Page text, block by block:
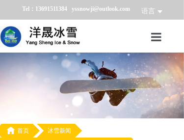
Tel：13691511384 yssnowji@outlook.com 语言
首页
冰雪产品
冰雪业务
 首页
冰雪新闻